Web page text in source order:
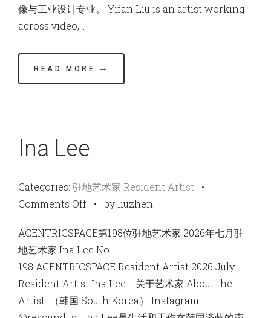
像与工业设计专业。 Yifan Liu is an artist working
across video,…
READ MORE →
Ina Lee
Categories: 驻地艺术家 Resident Artist •
Comments Offon
Lee
•by liuzhen
ACENTRICSPACE第198位驻地艺术家 2026年七月驻
地艺术家 Ina Lee No.
198 ACENTRICSPACE Resident Artist 2026 July
Resident Artist Ina Lee 关于艺术家 About the
Artist （韩国 South Korea） Instagram: